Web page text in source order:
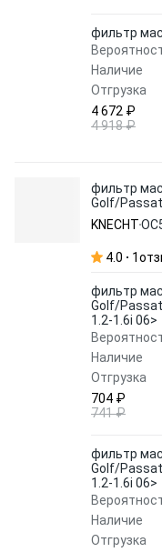
фильтр
Наличие
Отгрузка
4 672 ₽
4 918 ₽
фильтр
Golf/
Octavia/
KNECHT
4.0 1
фильтр
Golf/
1.2-1.6i 06>
Наличие
Отгрузка
704 ₽
741 ₽
фильтр
Golf/
1.2-1.6i 06>
Наличие
Отгрузка